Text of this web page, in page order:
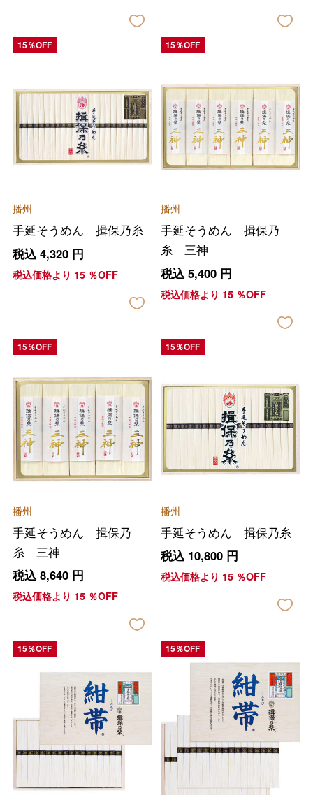
15％OFF
播州
手延そうめん 揖保乃糸
税込 4,320円
税込価格より 15％OFF
15％OFF
播州
手延そうめん 揖保乃
糸 三神
税込 5,400円
税込価格より 15％OFF
15％OFF
播州
手延そうめん 揖保乃
糸 三神
税込 8,640円
税込価格より 15％OFF
15％OFF
播州
手延そうめん 揖保乃糸
税込 10,800円
税込価格より 15％OFF
15％OFF 15％OFF